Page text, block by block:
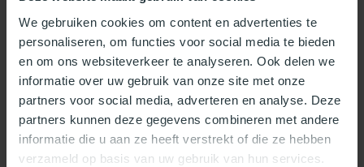
We gebruiken cookies om content en advertenties te
personaliseren, om functies voor social media te bieden
en om ons websiteverkeer te analyseren. Ook delen we
informatie over uw gebruik van onze site met onze
partners voor social media, adverteren en analyse. Deze
partners kunnen deze gegevens combineren met andere
informatie die u aan ze heeft verstrekt of die ze hebben
verzameld op basis van uw gebruik van hun services.
Reviews
Wat ons écht bijzonder maakt:
Officieel Skylux dealer!